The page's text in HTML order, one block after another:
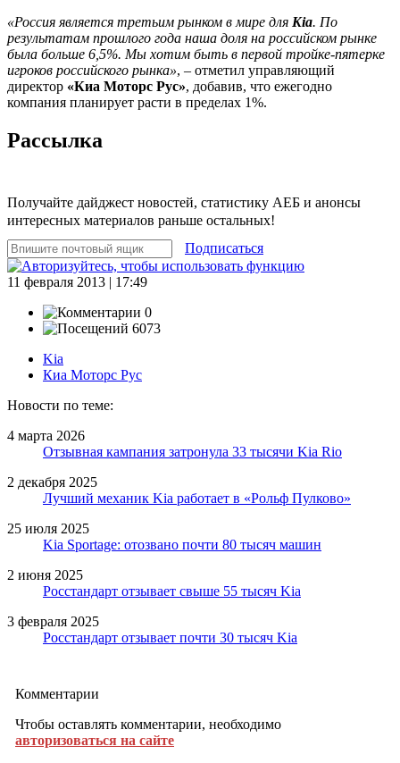
«Россия является третьим рынком в мире для Kia. По
результатам прошлого года наша доля на российском рынке
была больше 6,5%. Мы хотим быть в первой тройке-пятерке
игроков российского рынка», – отметил управляющий
директор «Киа Моторс Рус», добавив, что ежегодно
компания планирует расти в пределах 1%.
Рассылка
Получайте дайджест новостей, статистику АЕБ и анонсы
интересных материалов раньше остальных!
Подписаться
11 февраля 2013 | 17:49
0
6073
Kia
Киа Моторс Рус
Новости по теме:
4 марта 2026
Отзывная кампания затронула 33 тысячи Kia Rio
2 декабря 2025
Лучший механик Kia работает в «Рольф Пулково»
25 июля 2025
Kia Sportage: отозвано почти 80 тысяч машин
2 июня 2025
Росстандарт отзывает свыше 55 тысяч Kia
3 февраля 2025
Росстандарт отзывает почти 30 тысяч Kia
Комментарии
Чтобы оставлять комментарии, необходимо
авторизоваться на сайте